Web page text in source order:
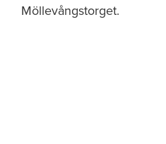
Möllevångstorget.